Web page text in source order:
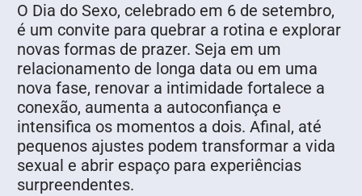
O Dia do Sexo, celebrado em 6 de setembro,
é um convite para quebrar a rotina e explorar
novas formas de prazer. Seja em um
relacionamento de longa data ou em uma
nova fase, renovar a intimidade fortalece a
conexão, aumenta a autoconfiança e
intensifica os momentos a dois. Afinal, até
pequenos ajustes podem transformar a vida
sexual e abrir espaço para experiências
surpreendentes.